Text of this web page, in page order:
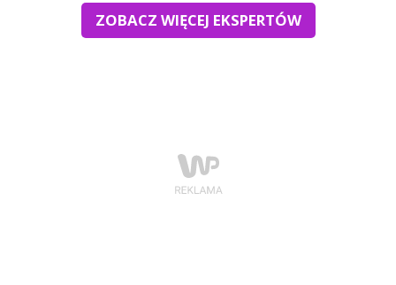
ZOBACZ WIĘCEJ EKSPERTÓW